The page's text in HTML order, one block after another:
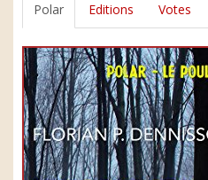
Polar Editions Votes